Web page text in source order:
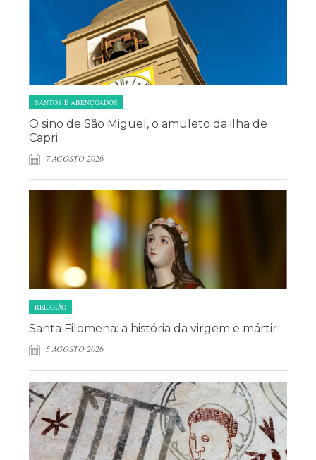
SANTOS E ABENÇOADOS
O sino de São Miguel, o amuleto da ilha de
Capri
7 AGOSTO 2026
RELIGIÃO
Santa Filomena: a história da virgem e mártir
5 AGOSTO 2026